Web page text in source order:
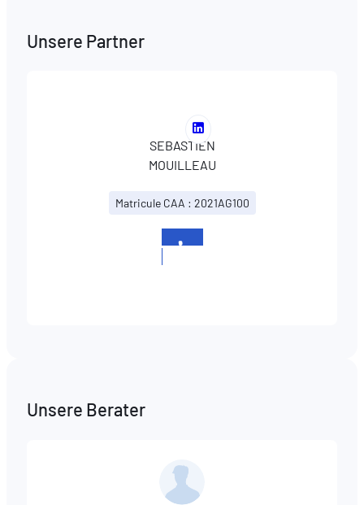
Unsere Partner
Voir
le
profil
de
SEBASTIEN
MOUILLEAU
SEBASTIEN
MOUILLEAU
Matricule CAA : 2021AG100
Unsere Berater